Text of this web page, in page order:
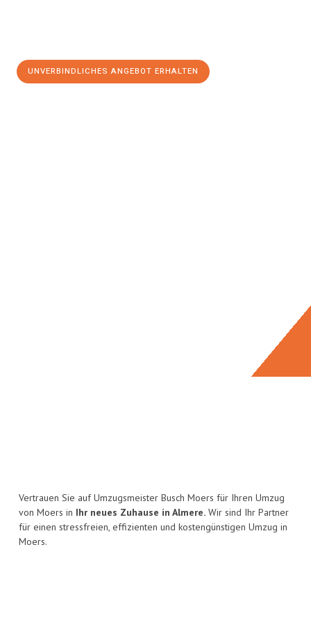
UNVERBINDLICHES ANGEBOT ERHALTEN
Vertrauen Sie auf Umzugsmeister Busch Moers für Ihren Umzug
von Moers in Ihr neues Zuhause in Almere. Wir sind Ihr Partner
für einen stressfreien, effizienten und kostengünstigen Umzug in
Moers.